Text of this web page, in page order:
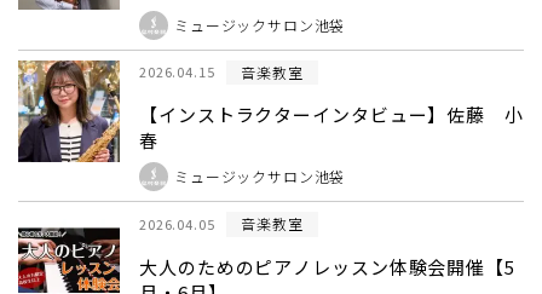
ミュージックサロン池袋
2026.04.15 音楽教室
【インストラクターインタビュー】佐藤 小
春
ミュージックサロン池袋
2026.04.05 音楽教室
大人のためのピアノレッスン体験会開催【5